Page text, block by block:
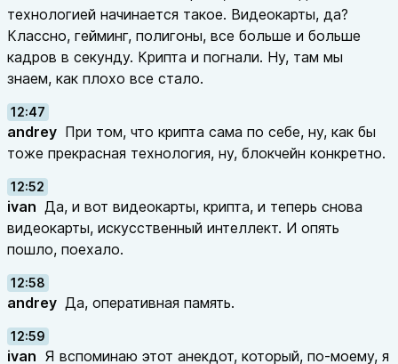
технологией начинается такое. Видеокарты, да?
Классно, гейминг, полигоны, все больше и больше
кадров в секунду. Крипта и погнали. Ну, там мы
знаем, как плохо все стало.
12:47
andrey При том, что крипта сама по себе, ну, как бы
тоже прекрасная технология, ну, блокчейн конкретно.
12:52
ivan Да, и вот видеокарты, крипта, и теперь снова
видеокарты, искусственный интеллект. И опять
пошло, поехало.
12:58
andrey Да, оперативная память.
12:59
ivan Я вспоминаю этот анекдот, который, по-моему, я